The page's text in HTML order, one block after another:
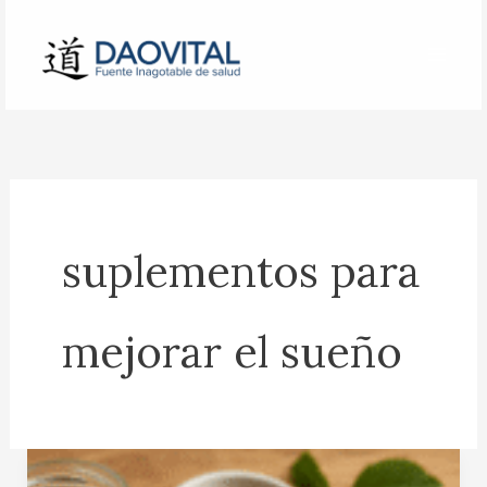
contenido
suplementos para
mejorar el sueño
Los